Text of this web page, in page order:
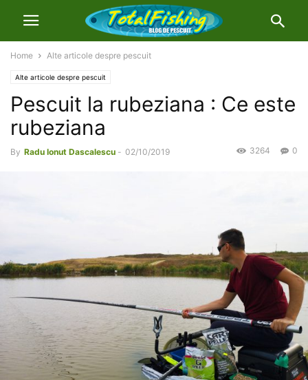
Home Alte articole despre pescuit
Alte articole despre pescuit
Pescuit la rubeziana : Ce este
rubeziana
By Radu Ionut Dascalescu - 02/10/2019 0
3264